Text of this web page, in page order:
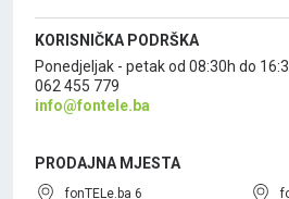
KORISNIČKA PODRŠKA
Ponedjeljak - petak od 08:30h do
062 455 779
info@fontele.ba
PRODAJNA MJESTA
fonTELe.ba 6